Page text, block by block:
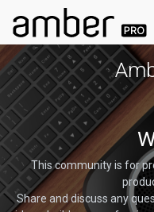
This community is for
Share and discuss any